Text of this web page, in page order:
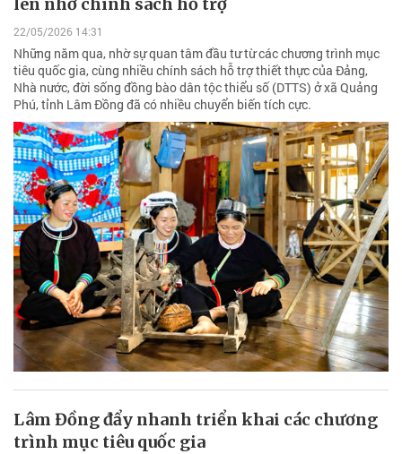
22/05/2026 14:31
Những năm qua, nhờ sự quan tâm đầu tư từ các chương trình mục
tiêu quốc gia, cùng nhiều chính sách hỗ trợ thiết thực của Đảng,
Nhà nước, đời sống đồng bào dân tộc thiểu số (DTTS) ở xã Quảng
Phú, tỉnh Lâm Đồng đã có nhiều chuyển biến tích cực.
Lâm Đồng đẩy nhanh triển khai các chương
trình mục tiêu quốc gia